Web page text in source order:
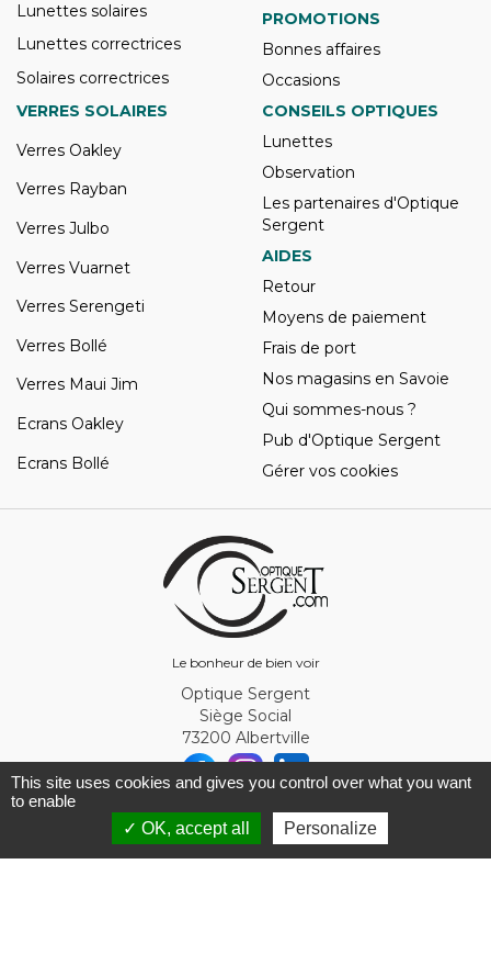
Le bonheur de bien voir
Lunettes solaires
Lunettes correctrices
Solaires correctrices
PROMOTIONS
Bonnes affaires
Occasions
VERRES SOLAIRES
Verres Oakley
Verres Rayban
Verres Julbo
Verres Vuarnet
Verres Serengeti
Verres Bollé
Verres Maui Jim
Ecrans Oakley
Ecrans Bollé
CONSEILS OPTIQUES
Lunettes
Observation
Les partenaires d'Optique
Sergent
AIDES
Retour
Moyens de paiement
Frais de port
Nos magasins en Savoie
Qui sommes-nous ?
Pub d'Optique Sergent
Gérer vos cookies
Optique Sergent
Siège Social
73200 Albertville
© Optique Sergent 2026 - SIRET 32993919300010
This site uses cookies and gives you control over what you want
to enable
✓ OK, accept all
Personalize